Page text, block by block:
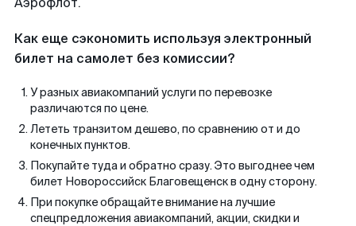
Как еще сэкономить используя электронный
билет на самолет без комиссии?
У разных авиакомпаний услуги по перевозке
различаются по цене.
Лететь транзитом дешево, по сравнению от и до
конечных пунктов.
Покупайте туда и обратно сразу. Это выгоднее чем
билет Новороссийск Благовещенск в одну сторону.
При покупке обращайте внимание на лучшие
спецпредложения авиакомпаний, акции, скидки и